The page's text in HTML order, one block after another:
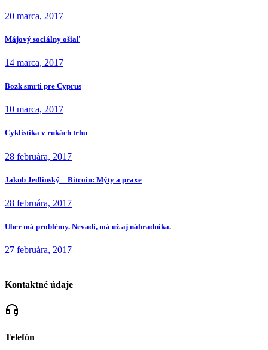
20 marca, 2017
Májový sociálny ošiaľ
14 marca, 2017
Bozk smrti pre Cyprus
10 marca, 2017
Cyklistika v rukách trhu
28 februára, 2017
Jakub Jedlinský – Bitcoin: Mýty a praxe
28 februára, 2017
Uber má problémy. Nevadí, má už aj náhradníka.
27 februára, 2017
Kontaktné údaje
Telefón